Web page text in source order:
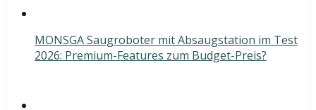
MONSGA Saugroboter mit Absaugstation im Test
2026: Premium-Features zum Budget-Preis?